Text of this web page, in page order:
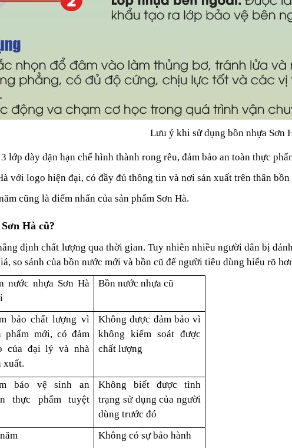
Lưu ý khi sử dụng bồn nhựa Sơn
lớp dày dặn hạn chế hình thành rong rêu, đảm bảo an toàn thực
với logo hiện đại, có đầy đủ thông tin và nơi sản xuất trên thân
cũng là điểm nhấn của sản phẩm Sơn Hà.
Hà cũ?
định chất lượng qua thời gian. Tuy nhiên nhiều người dân bị
so sánh của bồn nước mới và bồn cũ để người tiêu dùng hiểu rõ
nước nhựa Sơn Hà
Bồn nước nhựa cũ
bảo chất lượng vì
phẩm mới, có đảm
của đại lý và nhà
xuất.
Không được đảm bảo vì
không kiểm soát được
chất lượng
bảo vệ sinh an
thực phẩm tuyệt
Không biết được tình
trạng sử dụng của người
dùng trước đó
Không có sự bảo hành